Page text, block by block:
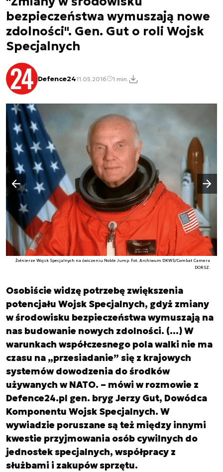
bezpieczeństwa wymuszają nowe
zdolności". Gen. Gut o roli Wojsk
Specjalnych
Defence2411.05.2016 1 min.
Żołnierze Wojsk Specjalnych na ćwiczeniu Noble Jump. Fot. Archiwum DKWS/Combat Camera
DORSZ.
Poprzedni slajd
Następny slajd
Osobiście widzę potrzebę zwiększenia
potencjału Wojsk Specjalnych, gdyż zmiany
w środowisku bezpieczeństwa wymuszają na
nas budowanie nowych zdolności. (…) W
warunkach współczesnego pola walki nie ma
czasu na „przesiadanie” się z krajowych
systemów dowodzenia do środków
używanych w NATO. – mówi w rozmowie z
Defence24.pl gen. bryg Jerzy Gut, Dowódca
Komponentu Wojsk Specjalnych. W
wywiadzie poruszane są też między innymi
kwestie przyjmowania osób cywilnych do
jednostek specjalnych, współpracy z
służbami i zakupów sprzętu.